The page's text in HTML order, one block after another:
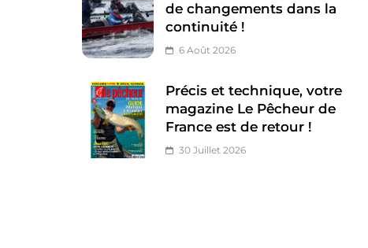
de changements dans la
continuité !
6 Août 2026
Précis et technique, votre
magazine Le Pêcheur de
France est de retour !
30 Juillet 2026